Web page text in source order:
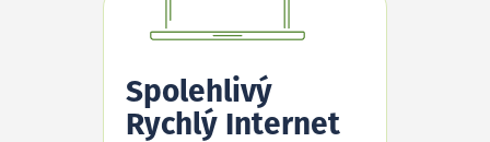
Spolehlivý
Rychlý Internet